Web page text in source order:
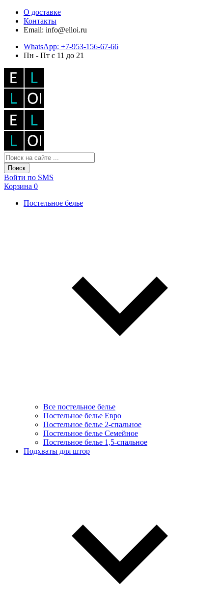
О доставке
Контакты
Email: info@elloi.ru
WhatsApp: +7-953-156-67-66
Пн - Пт с 11 до 21
Поиск
Войти по SMS
Корзина 0
Постельное белье
Все постельное белье
Постельное белье Евро
Постельное белье 2-спальное
Постельное белье Семейное
Постельное белье 1,5-спальное
Подхваты для штор